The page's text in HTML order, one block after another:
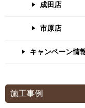
成田店
市原店
キャンペーン情
施工事例